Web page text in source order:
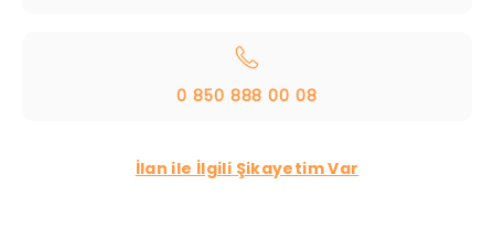
0 850 888 00 08
İlan ile İlgili Şikayetim Var